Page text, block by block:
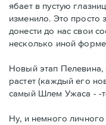
ябает в пустую
изменило. Это
донести до нас свои
несколько иной
Новый этап Пелевина,
растет (каждый его
самый Шлем Ужаса - -
Ну, и немного